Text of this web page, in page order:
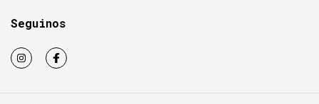
Seguinos